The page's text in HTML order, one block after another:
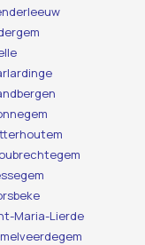
Maria-Lierde